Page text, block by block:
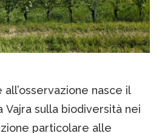
nasce il
sulla biodiversità nei
particolare alle